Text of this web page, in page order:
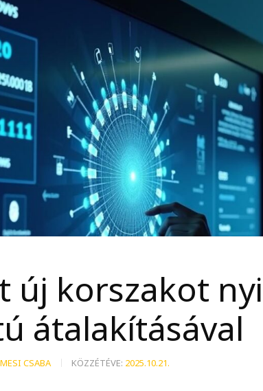
új korszakot
átalakításával
CSABA KÖZZÉTÉVE: 2025.10.21.